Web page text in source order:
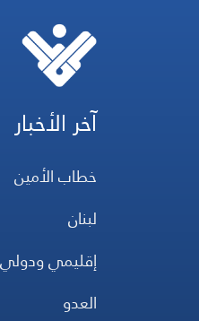
آخر الأخبار
خطاب الأمين
لبنان
إقليمي ودولي
العدو